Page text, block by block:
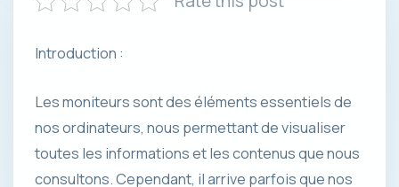
Introduction :
Les moniteurs sont des éléments essentiels de
nos ordinateurs, nous permettant de visualiser
toutes les informations et les contenus que nous
consultons. Cependant, il arrive parfois que nos